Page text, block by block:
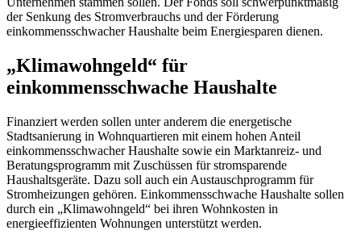
der Senkung des Stromverbrauchs und der Förderung
einkommensschwacher Haushalte beim Energiesparen dienen.
„Klimawohngeld“ für
einkommensschwache Haushalte
Finanziert werden sollen unter anderem die energetische
Stadtsanierung in Wohnquartieren mit einem hohen Anteil
einkommensschwacher Haushalte sowie ein Marktanreiz- und
Beratungsprogramm mit Zuschüssen für stromsparende
Haushaltsgeräte. Dazu soll auch ein Austauschprogramm für
Stromheizungen gehören. Einkommensschwache Haushalte sollen
durch ein „Klimawohngeld“ bei ihren Wohnkosten in
energieeffizienten Wohnungen unterstützt werden.